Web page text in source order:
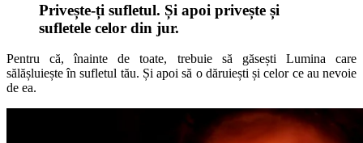
Privește-ți sufletul. Și apoi privește și
sufletele celor din jur.
Pentru că, înainte de toate, trebuie să găsești Lumina care
sălășluiește în sufletul tău. Și apoi să o dăruiești și celor ce au nevoie
de ea.